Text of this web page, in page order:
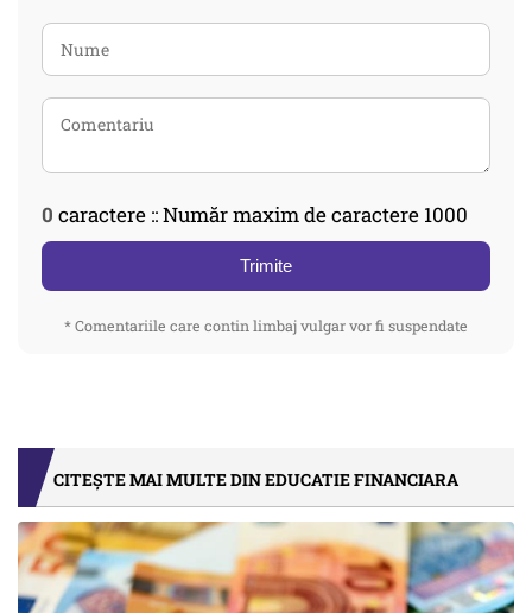
0 caractere :: Număr maxim de caractere 1000
Trimite
* Comentariile care contin limbaj vulgar vor fi suspendate
CITEȘTE MAI MULTE DIN EDUCATIE FINANCIARA